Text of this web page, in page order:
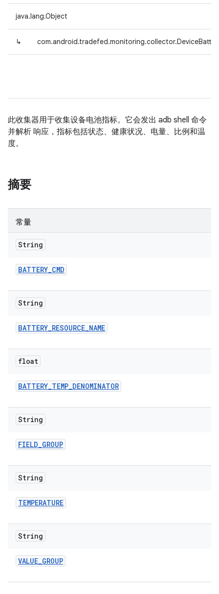
java.lang.Object
↳
此收集器用于收集设备电池指标。它会发出 adb shell 命令
并解析 响应，指标包括状态、健康状况、电量、比例和温
度。
摘要
常量
String
BATTERY_CMD
String
BATTERY_RESOURCE_NAME
float
BATTERY_TEMP_DENOMINATOR
String
FIELD_GROUP
String
TEMPERATURE
String
VALUE_GROUP